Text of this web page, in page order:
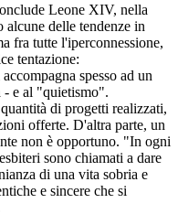
Leone XIV, nella
delle tendenze in
fra tutte l'iperconnessione,
tentazione:
spesso ad un
- e al "quietismo".
di progetti realizzati,
offerte. D'altra parte, un
non è opportuno. "In ogni
sono chiamati a dare
di una vita sobria e
e sincere che si